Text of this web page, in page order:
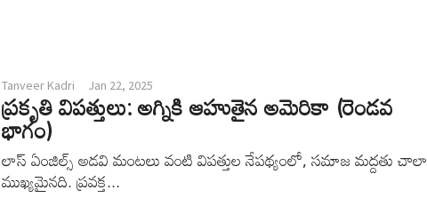
Tanveer Kadri Jan 22, 2025
ప్రకృతి విపత్తులు: అగ్నికి ఆహుతైన అమెరికా (రెండవ
భాగం)
లాస్ ఏంజిల్స్ అడవి మంటలు వంటి విపత్తుల నేపథ్యంలో, సమాజ మద్దతు చాలా
ముఖ్యమైనది. ప్రవక్త...